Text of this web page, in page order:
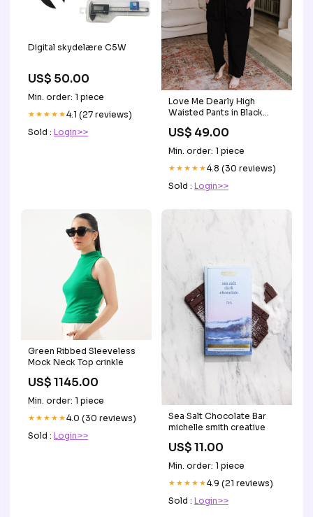
Digital skydelære C5W
US$ 50.00
Min. order: 1 piece
★★★★★4.1 (27 reviews)
Sold : Login>>
Love Me Dearly High
Waisted Pants in Black
US$ 49.00
Min. order: 1 piece
★★★★★4.8 (30 reviews)
Sold : Login>>
Green Ribbed Sleeveless
Mock Neck Top crinkle
US$ 1145.00
Min. order: 1 piece
★★★★★4.0 (30 reviews)
Sold : Login>>
Sea Salt Chocolate Bar
michelle smith creative
US$ 11.00
Min. order: 1 piece
★★★★★4.9 (21 reviews)
Sold : Login>>